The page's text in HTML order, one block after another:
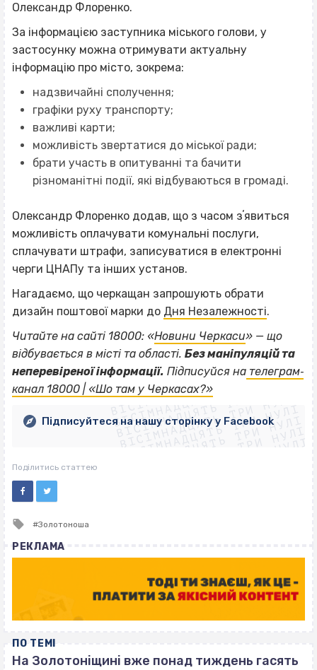
Олександр Флоренко.
За інформацією заступника міського голови, у
застосунку можна отримувати актуальну
інформацію про місто, зокрема:
надзвичайні сполучення;
графіки руху транспорту;
важливі карти;
можливість звертатися до міської ради;
брати участь в опитуванні та бачити
різноманітні події, які відбуваються в громаді.
Олександр Флоренко додав, що з часом зʼявиться
можливість оплачувати комунальні послуги,
сплачувати штрафи, записуватися в електронні
черги ЦНАПу та інших установ.
Нагадаємо, що черкащан запрошують обрати
дизайн поштової марки до Дня Незалежності.
Читайте на сайті 18000: «Новини Черкаси» — що
відбувається в місті та області. Без маніпуляцій та
неперевіреної інформації. Підписуйся на телеграм‐
канал 18000 | «Шо там у Черкасах?»
ВІСІМНАДЦЯТЬ ТРИ НУЛІ
ВІСІМНАДЦЯТЬ ТРИ НУЛІ
ВІСІМНАДЦЯТЬ ТРИ НУЛІ
ВІСІМНАДЦЯТЬ ТРИ НУЛІ
ВІСІМНАДЦЯТЬ ТРИ НУЛІ
ВІСІМНАДЦЯТЬ ТРИ НУЛІ
ВІСІМНАДЦЯТЬ ТРИ НУЛІ
ВІСІМНАДЦЯТЬ ТРИ НУЛІ
Підписуйтеся на нашу сторінку у Facebook
Поділитись статтею
Tagged
Золотоноша
РЕКЛАМА
ПО ТЕМІ
На Золотоніщині вже понад тиждень гасять